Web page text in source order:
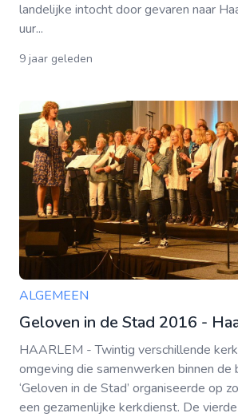
landelijke intocht door gevaren naar
uur...
9 jaar geleden
ALGEMEEN
Geloven in de Stad 2016 -
HAARLEM - Twintig verschillende
omgeving die samenwerken binnen de
‘Geloven in de Stad’ organiseerde op
een gezamenlijke kerkdienst. De